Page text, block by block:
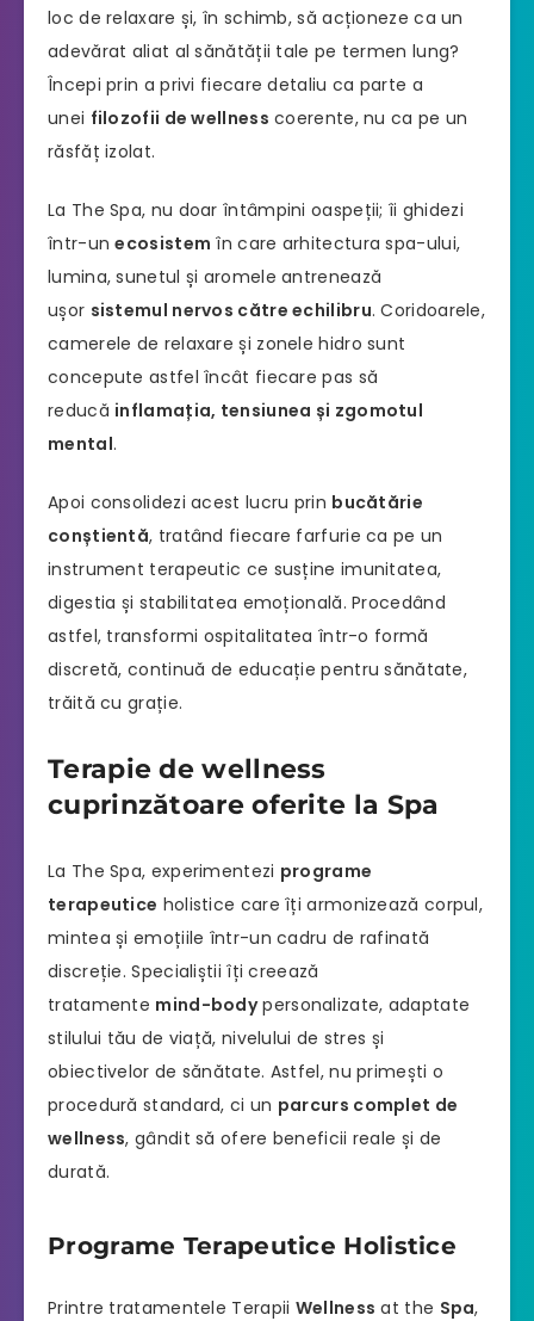
loc de relaxare și, în schimb, să acționeze ca un
adevărat aliat al sănătății tale pe termen lung?
Începi prin a privi fiecare detaliu ca parte a
unei filozofii de wellness coerente, nu ca pe un
răsfăț izolat.
La The Spa, nu doar întâmpini oaspeții; îi ghidezi
într-unecosistem în care arhitectura spa-ului,
lumina, sunetul și aromele antrenează
ușor sistemul nervos către echilibru. Coridoarele,
camerele de relaxare și zonele hidro sunt
concepute astfel încât fiecare pas să
reducă inflamația, tensiunea și zgomotul
mental.
Apoi consolidezi acest lucru prin bucătărie
conștientă, tratând fiecare farfurie ca pe un
instrument terapeutic ce susține imunitatea,
digestia și stabilitatea emoțională. Procedând
astfel, transformi ospitalitatea într-o formă
discretă, continuă de educație pentru sănătate,
trăită cu grație.
Terapie de wellness
cuprinzătoare oferite la Spa
La The Spa, experimentezi programe
terapeutice holistice care îți armonizează corpul,
mintea și emoțiile într-un cadru de rafinată
discreție. Specialiștii îți creează
tratamente mind-bodypersonalizate, adaptate
stilului tău de viață, nivelului de stres și
obiectivelor de sănătate. Astfel, nu primești o
procedură standard, ci un parcurs complet de
wellness, gândit să ofere beneficii reale și de
durată.
Programe Terapeutice Holistice
Printre tratamentele Terapii Wellness at the Spa,